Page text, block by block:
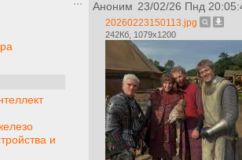
и
Аноним 23/02/26 Пнд
20260223150113.jpg
242Кб, 1079x1200